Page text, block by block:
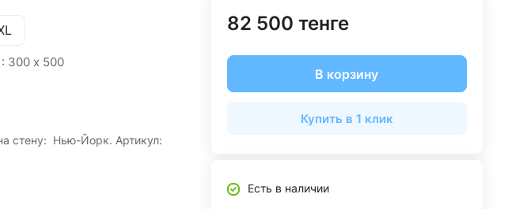
300 х 500
стену: Нью-Йорк. Артикул:
82 500 тенге
В корзину
Купить в 1 клик
Есть в наличии